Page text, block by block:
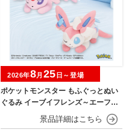
ポケットモンスター もふぐっとぬい
ぐるみ イーブイフレンズ～エーフ
ィ・ニンフィア～おひるねver.
2026年8月 25 日～登場